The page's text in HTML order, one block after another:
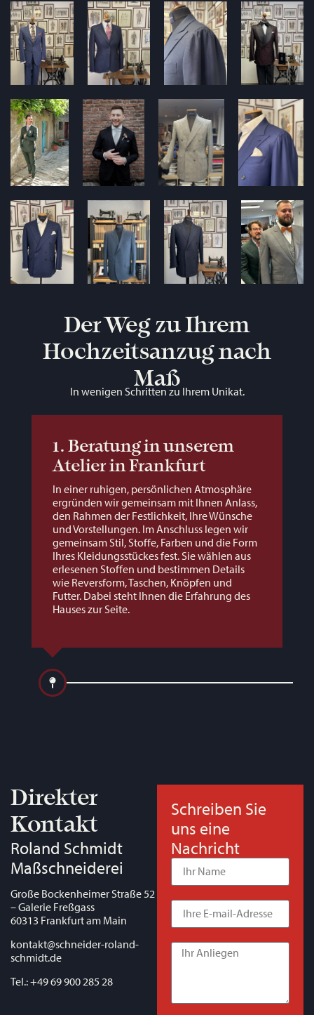
Der Weg zu Ihrem
Hochzeitsanzug nach
Maß
In wenigen Schritten zu Ihrem Unikat.
1. Beratung in unserem
Atelier in Frankfurt
In einer ruhigen, persönlichen Atmosphäre
ergründen wir gemeinsam mit Ihnen Anlass,
den Rahmen der Festlichkeit, Ihre Wünsche
und Vorstellungen. Im Anschluss legen wir
gemeinsam Stil, Stoffe, Farben und die Form
Ihres Kleidungsstückes fest. Sie wählen aus
erlesenen Stoffen und bestimmen Details
wie Reversform, Taschen, Knöpfen und
Futter. Dabei steht Ihnen die Erfahrung des
Hauses zur Seite.
Direkter
Kontakt
Roland Schmidt
Maßschneiderei
Große Bockenheimer Straße 52
– Galerie Freßgass
60313 Frankfurt am Main
kontakt@schneider-roland-
schmidt.de
Tel.: +49 69 900 285 28
Schreiben Sie
uns eine
Nachricht